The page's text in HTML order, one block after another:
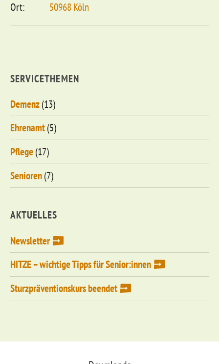
50968 Köln
SERVICETHEMEN
Demenz(13)
Ehrenamt(5)
Pflege(17)
Senioren(7)
AKTUELLES
Newsletter
HITZE – wichtige Tipps für Senior:innen
Sturzpräventionskurs beendet